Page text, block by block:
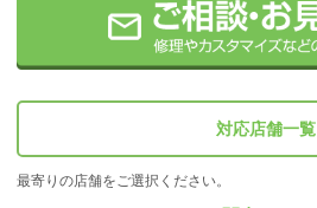
対応店舗一覧
最寄りの店舗をご選択ください。